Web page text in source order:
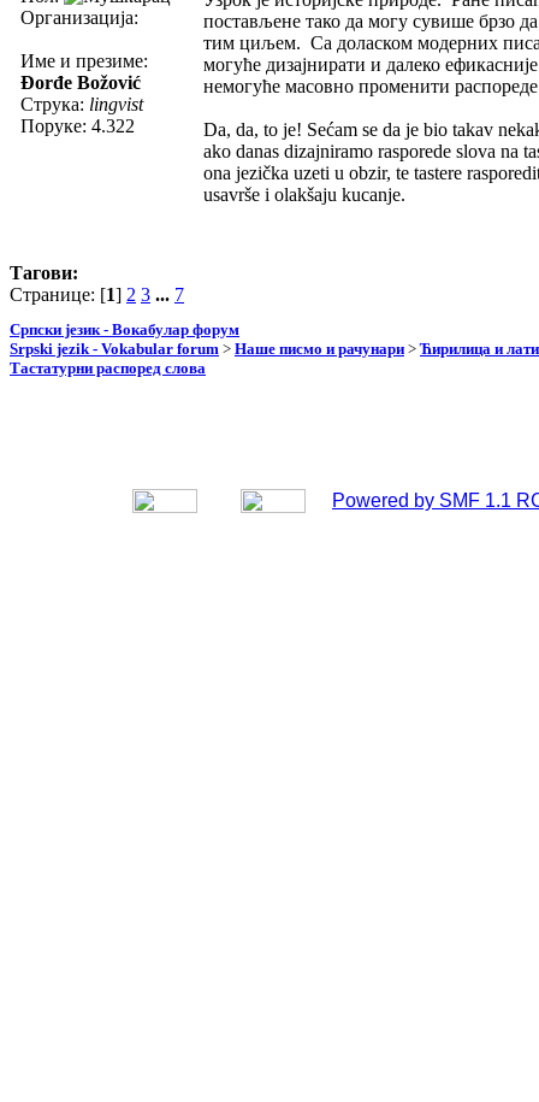
Организација:
Име и презиме:
Đorđe Božović
Струка: lingvist
Поруке: 4.322
постављене тако да могу сувише брзо
тим циљем. Са доласком модерних
могуће дизајнирати и далеко
немогуће масовно променити
Da, da, to je! Sećam se da je bio takav
ako danas dizajniramo rasporede slova na
ona jezička uzeti u obzir, te tastere
usavrše i olakšaju kucanje.
Тагови:
Странице: [1] 2 3 ... 7
Српски језик - Вокабулар форум
Srpski jezik - Vokabular forum > Наше писмо и рачунари >Ћирилица и
Тастатурни распоред слова
Powered by SMF 1.1